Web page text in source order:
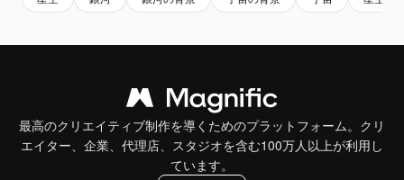
最高のクリエイティブ制作を導くためのプラットフォーム。クリ
エイター、企業、代理店、スタジオを含む100万人以上が利用し
ています。